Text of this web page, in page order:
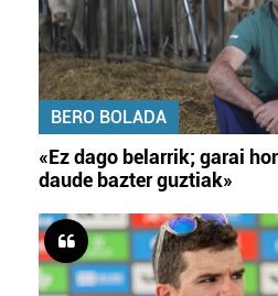
BERO BOLADA
«Ez dago belarrik; garai
daude bazter guztiak»